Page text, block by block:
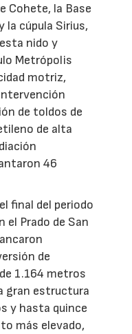
Cohete, la Base
la cúpula Sirius,
nido y
Metrópolis
motriz,
de toldos de
de alta
46
final del periodo
el Prado de San
de
1.164 metros
gran estructura
y hasta quince
más elevado,